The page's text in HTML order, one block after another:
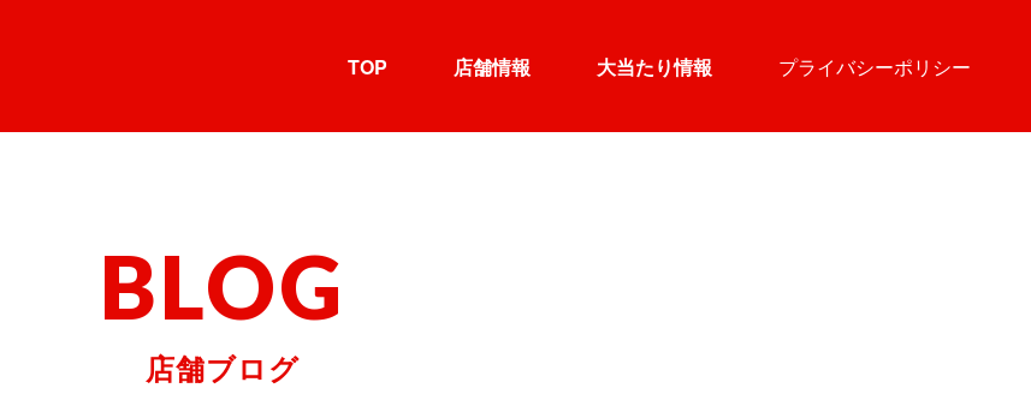
TOP 店舗情報 大当たり情報 プライバシーポリシー
BLOG
店舗ブログ